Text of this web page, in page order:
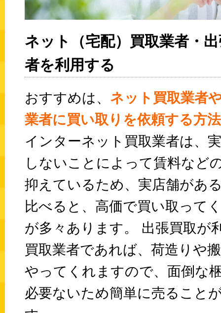
ネット（宅配）買取業者・
者を利用する
おすすめは、 ネット買取業者
業者に買い取りを依頼する方
インターネット買取業者は、
しないことによって賃料など
抑えているため、実店舗があ
比べると、高価で買い取って
が多々あります。 出張買取が
買取業者であれば、荷造りや
やってくれますので、面倒な
必要ないため簡単に売ること